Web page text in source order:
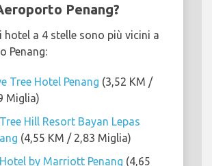
Penang?
hotel a 4 stelle sono più vicini a
Penang:
Tree Hotel Penang (3,52 KM /
Miglia)
Hill Resort Bayan Lepas
(4,55 KM / 2,83 Miglia)
by Marriott Penang (4,65